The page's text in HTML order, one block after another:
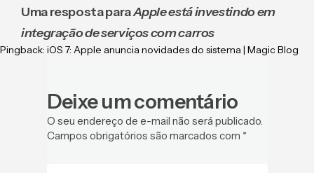
Uma resposta paraApple está investindo em
integração de serviços com carros
Pingback: iOS 7: Apple anuncia novidades do sistema | Magic Blog
Deixe um comentário
O seu endereço de e-mail não será publicado.
Campos obrigatórios são marcados com *